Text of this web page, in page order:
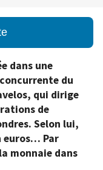
dans une
du
qui dirige
de
Selon lui,
euros… Par
monnaie dans